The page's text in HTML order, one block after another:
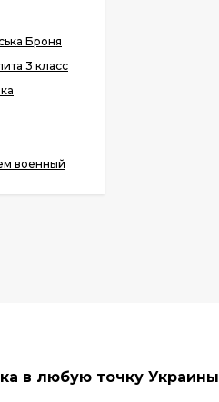
Броня
3 класс
военный
в любую точку Украины